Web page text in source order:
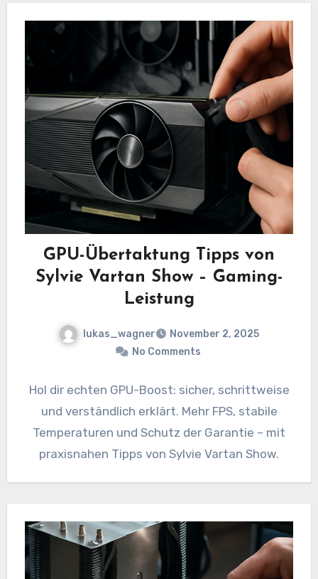
GPU-Übertaktung Tipps von
Sylvie Vartan Show – Gaming-
Leistung
lukas_wagner
November 2, 2025
No Comments
Hol dir echten GPU-Boost: sicher, schrittweise
und verständlich erklärt. Mehr FPS, stabile
Temperaturen und Schutz der Garantie – mit
praxisnahen Tipps von Sylvie Vartan Show.